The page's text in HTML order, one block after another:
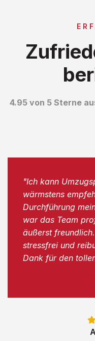
4.95 von 5 Sterne
"Ich kann
wärmstens
Durchführung
war das Team
äußerst
stressfrei und
Dank für den